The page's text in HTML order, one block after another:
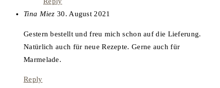
Tina Miezsays:
30. August 2021
Gestern bestellt und freu mich schon auf die Lieferung.
Natürlich auch für neue Rezepte. Gerne auch für
Marmelade.
Reply